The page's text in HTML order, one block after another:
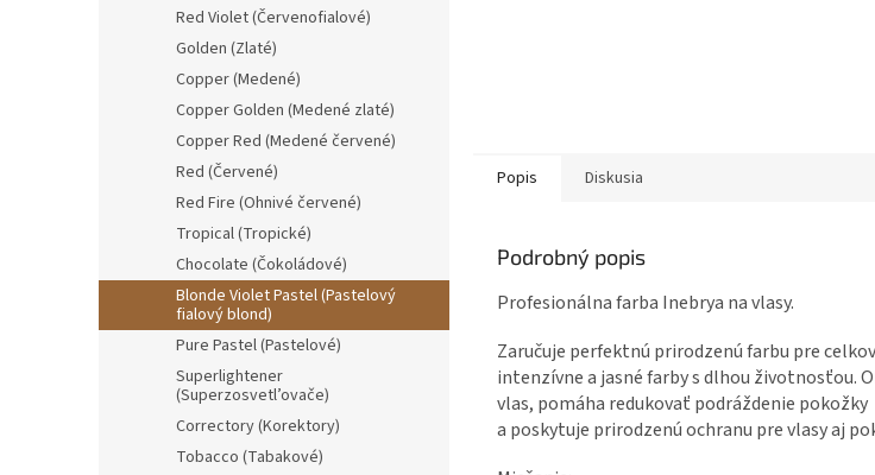
Red Violet (Červenofialové)
Golden (Zlaté)
Copper (Medené)
Copper Golden (Medené zlaté)
Copper Red (Medené červené)
Red (Červené)
Red Fire (Ohnivé červené)
Tropical (Tropické)
Chocolate (Čokoládové)
Blonde Violet Pastel (Pastelový
fialový blond)
Pure Pastel (Pastelové)
Superlightener
(Superzosvetl’ovače)
Correctory (Korektory)
Tobacco (Tabakové)
Popis Diskusia
Podrobný popis
Profesionálna farba Inebrya na vlasy.
Zaručuje perfektnú prirodzenú farbu pre
intenzívne a jasné farby s dlhou životnosťou.
vlas, pomáha redukovať podráždenie pokožky
a poskytuje prirodzenú ochranu pre vlasy aj